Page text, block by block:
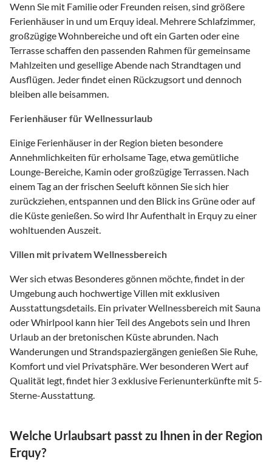
Wenn Sie mit Familie oder Freunden reisen, sind größere
Ferienhäuser in und um Erquy ideal. Mehrere Schlafzimmer,
großzügige Wohnbereiche und oft ein Garten oder eine
Terrasse schaffen den passenden Rahmen für gemeinsame
Mahlzeiten und gesellige Abende nach Strandtagen und
Ausflügen. Jeder findet einen Rückzugsort und dennoch
bleiben alle beisammen.
Ferienhäuser für Wellnessurlaub
Einige Ferienhäuser in der Region bieten besondere
Annehmlichkeiten für erholsame Tage, etwa gemütliche
Lounge-Bereiche, Kamin oder großzügige Terrassen. Nach
einem Tag an der frischen Seeluft können Sie sich hier
zurückziehen, entspannen und den Blick ins Grüne oder auf
die Küste genießen. So wird Ihr Aufenthalt in Erquy zu einer
wohltuenden Auszeit.
Villen mit privatem Wellnessbereich
Wer sich etwas Besonderes gönnen möchte, findet in der
Umgebung auch hochwertige Villen mit exklusiven
Ausstattungsdetails. Ein privater Wellnessbereich mit Sauna
oder Whirlpool kann hier Teil des Angebots sein und Ihren
Urlaub an der bretonischen Küste abrunden. Nach
Wanderungen und Strandspaziergängen genießen Sie Ruhe,
Komfort und viel Privatsphäre. Wer besonderen Wert auf
Qualität legt, findet hier 3 exklusive Ferienunterkünfte mit 5-
Sterne-Ausstattung.
Welche Urlaubsart passt zu Ihnen in der Region
Erquy?